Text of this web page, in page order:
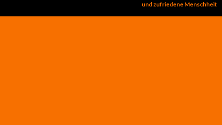
und zufriedene Menschheit